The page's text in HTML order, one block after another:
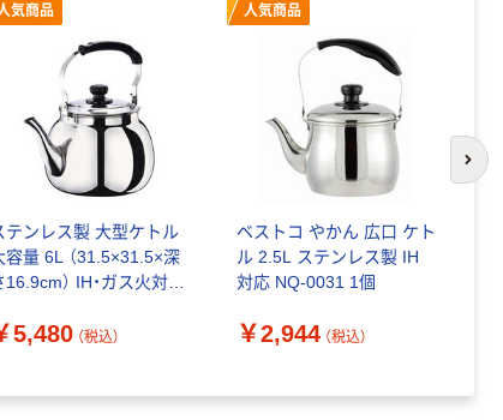
気商品
テンレス製 大型ケトル
容量 6L （31.5×31.5×深
16.9cm） IH・ガス火対応
5,480 （税込）
人気商品
ベストコ やかん 広口 ケト
ル 2.5L ステンレス製 IH
対応 NQ-0031 1個
￥2,944 （税込）
次